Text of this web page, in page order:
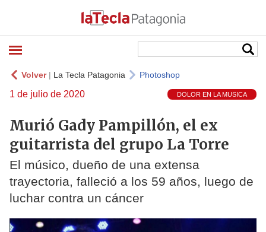
Volver| La Tecla Patagonia Photoshop
1 de julio de 2020 DOLOR EN LA MUSICA
Murió Gady Pampillón, el ex
guitarrista del grupo La Torre
El músico, dueño de una extensa
trayectoria, falleció a los 59 años, luego de
luchar contra un cáncer